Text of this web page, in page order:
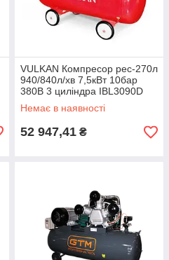
VULKAN Компресор рес-270л
940/840л/хв 7,5кВт 10бар
380В 3 циліндра IBL3090D
Немає в наявності
52 947,41 ₴